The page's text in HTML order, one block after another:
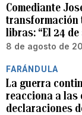
Comediante
transformación
libras: “El 24
8 de agosto de
FARÁNDULA
La guerra
reacciona a las
declaraciones